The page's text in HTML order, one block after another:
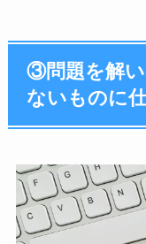
③問題を解
ないものに